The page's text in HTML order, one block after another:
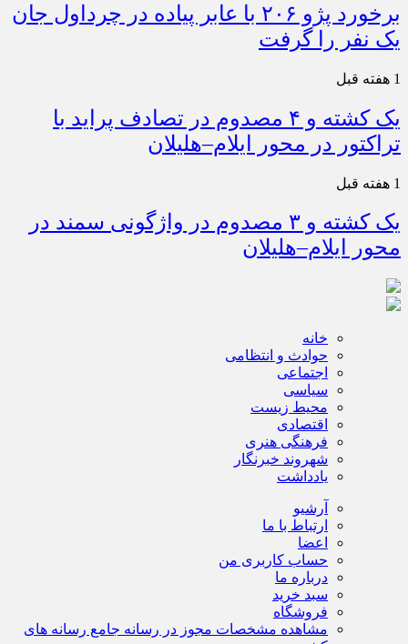
برخورد پژو ۲۰۶ با عابر پیاده در چرداول جان
یک نفر را گرفت
1 هفته قبل
یک کشته و ۴ مصدوم در تصادف پراید با
تراکتور در محور ایلام–هلیلان
1 هفته قبل
یک کشته و ۳ مصدوم در واژگونی سمند در
محور ایلام–هلیلان
خانه
حوادث و انتظامی
اجتماعی
سیاسی
محیط زیست
اقتصادی
فرهنگی هنری
شهروند خبرنگار
یادداشت
آرشیو
ارتباط با ما
اعضا
حساب کاربری من
درباره ما
سبد خرید
فروشگاه
مشاهده مشخصات مجوز در رسانه جامع رسانه های